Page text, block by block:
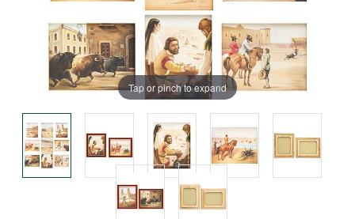
Tap or pinch to expand